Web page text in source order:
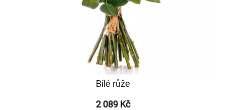
Bílé růže
2 089 Kč